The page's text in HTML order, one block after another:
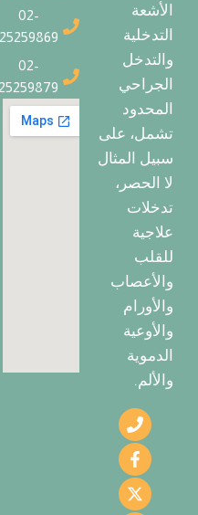
الأشعة
التدخلية
والتدخل
الجراحي
المحدود
تشمل، على
سبيل المثال
لا الحصر،
تدخلات
علاجية
للقلب
والأعصاب
والأورام
والأوعية
الدموية
والألم.
02-
25259869
02-
25259879